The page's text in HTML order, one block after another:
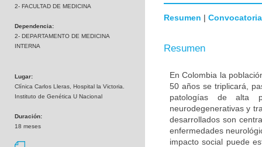
2- FACULTAD DE MEDICINA
Dependencia:
2- DEPARTAMENTO DE MEDICINA
INTERNA
Lugar:
Clínica Carlos Lleras, Hospital la Victoria.
Instituto de Genética U Nacional
Duración:
18 meses
Resumen | Convocatoria
Resumen
En Colombia la
50 años se triplicará,
patologías de alta
neurodegenerativas y
desarrollados son
enfermedades
impacto social puede